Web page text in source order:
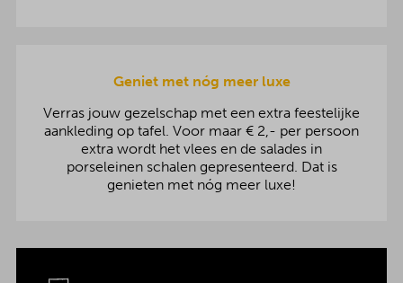
Geniet met nóg meer luxe
Verras jouw gezelschap met een extra feestelijke
aankleding op tafel. Voor maar € 2,- per persoon
extra wordt het vlees en de salades in
porseleinen schalen gepresenteerd. Dat is
genieten met nóg meer luxe!